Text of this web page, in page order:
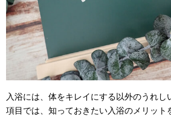
入浴には、体をキレイにする以外のうれ
項目では、知っておきたい入浴のメリット